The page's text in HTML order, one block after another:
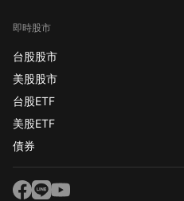
即時股市
台股股市
美股股市
台股ETF
美股ETF
債券